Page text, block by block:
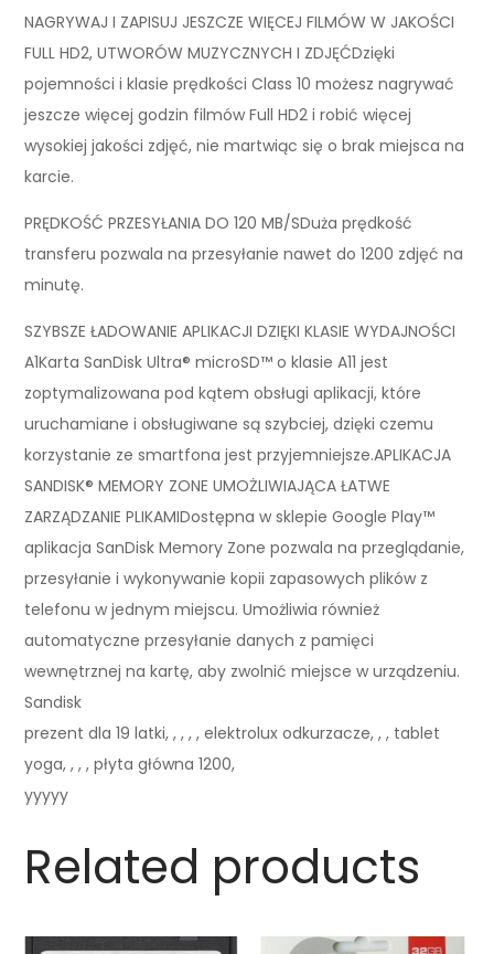
NAGRYWAJ I ZAPISUJ JESZCZE WIĘCEJ FILMÓW W JAKOŚCI
FULL HD2, UTWORÓW MUZYCZNYCH I ZDJĘĆDzięki
pojemności i klasie prędkości Class 10 możesz nagrywać
jeszcze więcej godzin filmów Full HD2 i robić więcej
wysokiej jakości zdjęć, nie martwiąc się o brak miejsca na
karcie.
PRĘDKOŚĆ PRZESYŁANIA DO 120 MB/SDuża prędkość
transferu pozwala na przesyłanie nawet do 1200 zdjęć na
minutę.
SZYBSZE ŁADOWANIE APLIKACJI DZIĘKI KLASIE WYDAJNOŚCI
A1Karta SanDisk Ultra® microSD™ o klasie A11 jest
zoptymalizowana pod kątem obsługi aplikacji, które
uruchamiane i obsługiwane są szybciej, dzięki czemu
korzystanie ze smartfona jest przyjemniejsze.APLIKACJA
SANDISK® MEMORY ZONE UMOŻLIWIAJĄCA ŁATWE
ZARZĄDZANIE PLIKAMIDostępna w sklepie Google Play™
aplikacja SanDisk Memory Zone pozwala na przeglądanie,
przesyłanie i wykonywanie kopii zapasowych plików z
telefonu w jednym miejscu. Umożliwia również
automatyczne przesyłanie danych z pamięci
wewnętrznej na kartę, aby zwolnić miejsce w urządzeniu.
Sandisk
prezent dla 19 latki, , , , , elektrolux odkurzacze, , , tablet
yoga, , , , płyta główna 1200,
yyyyy
Related products